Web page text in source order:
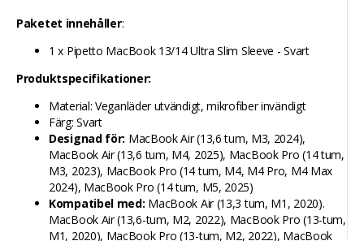
Paketet innehåller:
1 x Pipetto MacBook 13/14 Ultra Slim Sleeve - Svart
Produktspecifikationer:
Material: Veganläder utvändigt, mikrofiber invändigt
Färg: Svart
Designad för: MacBook Air (13,6 tum, M3, 2024),
MacBook Air (13,6 tum, M4, 2025), MacBook Pro (14 tum,
M3, 2023), MacBook Pro (14 tum, M4, M4 Pro, M4 Max
2024), MacBook Pro (14 tum, M5, 2025)
Kompatibel med: MacBook Air (13,3 tum, M1, 2020).
MacBook Air (13,6-tum, M2, 2022), MacBook Pro (13-tum,
M1, 2020), MacBook Pro (13-tum, M2, 2022), MacBook